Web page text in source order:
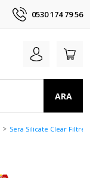
0530 174 79 56
ARA
Sera Silicate Clear Filtre